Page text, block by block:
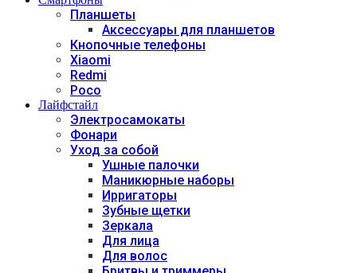
Планшеты
Аксессуары для планшетов
Кнопочные телефоны
Xiaomi
Redmi
Poco
Лайфстайл
Электросамокаты
Фонари
Уход за собой
Ушные палочки
Маникюрные наборы
Ирригаторы
Зубные щетки
Зеркала
Для лица
Для волос